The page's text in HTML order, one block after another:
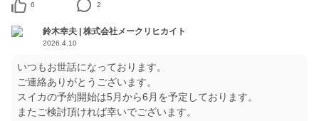
6 2
鈴木幸夫 | 株式会社メークリヒカイト
2026.4.10
いつもお世話になっております。
ご連絡ありがとうございます。
スイカの予約開始は5月から6月を予定しております。
またご検討頂ければ幸いでございます。